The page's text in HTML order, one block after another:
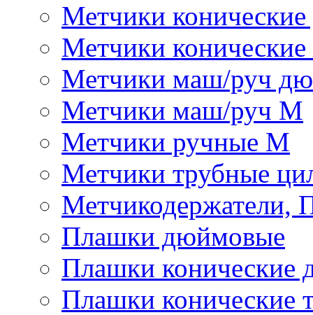
Метчики
Метчики
Метчики маш/руч
Метчики маш/руч М
Метчики ручные М
Метчики трубные
Метчикодержатели,
Плашки дюймовые
Плашки
Плашки конические